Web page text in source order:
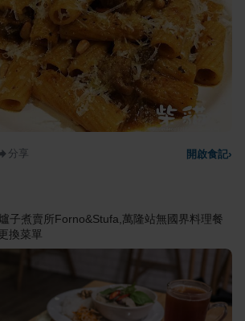
分享 開啟食記›
子煮賣所Forno&Stufa,萬隆站無國界料理餐
換菜單